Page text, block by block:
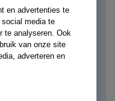
en advertenties te
media te
te analyseren. Ook
van onze site
adverteren en